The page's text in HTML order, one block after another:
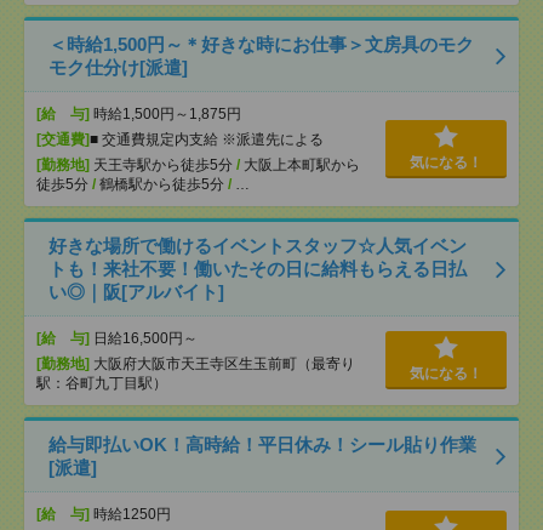
＜時給1,500円～＊好きな時にお仕事＞文房具のモク
モク仕分け[派遣]
[給 与] 時給1,500円～1,875円
[交通費]■ 交通費規定内支給 ※派遣先による
[勤務地] 天王寺駅から徒歩5分 / 大阪上本町駅から
徒歩5分 / 鶴橋駅から徒歩5分 / …
気になる！
好きな場所で働けるイベントスタッフ☆人気イベン
トも！来社不要！働いたその日に給料もらえる日払
い◎｜阪[アルバイト]
[給 与] 日給16,500円～
[勤務地] 大阪府大阪市天王寺区生玉前町（最寄り
駅：谷町九丁目駅）
気になる！
給与即払いOK！高時給！平日休み！シール貼り作業
[派遣]
[給 与] 時給1250円